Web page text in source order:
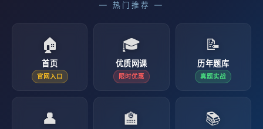
— 热门推荐 —
🏠
首页
官网入口
🎓
优质网课
限时优惠
📝
历年题库
真题实战
👤 🏫 📚